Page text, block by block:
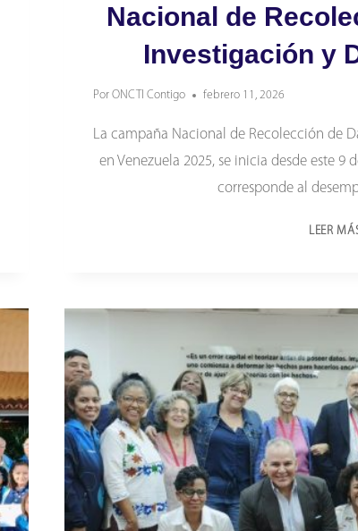
Nacional de
Investigación y
Por ONCTI Contigo febrero 11, 2026
La campaña Nacional de Recolección de
en Venezuela 2025, se inicia desde este 9
corresponde al
LEER